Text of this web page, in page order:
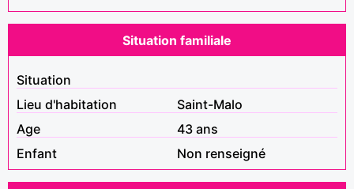
Situation familiale
Situation
Lieu d'habitation
Saint-Malo
Age
43 ans
Enfant
Non renseigné